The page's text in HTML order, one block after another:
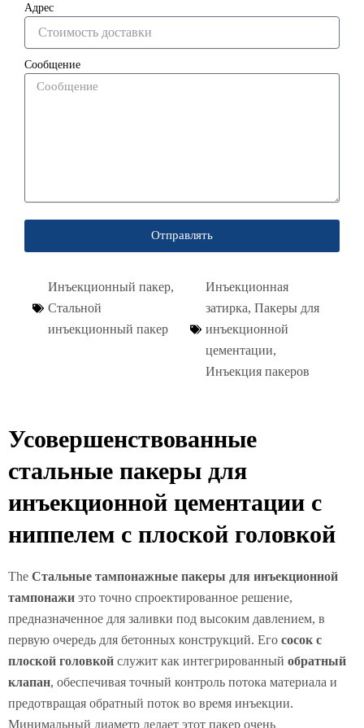
Адрес
Сообщение
Отправлять
Инъекционный пакер,
Стальной
инъекционный пакер
Инъекционная
затирка, Пакеры для
инъекционной
цементации,
Инъекция пакеров
Усовершенствованные
стальные пакеры для
инъекционной цементации с
ниппелем с плоской головкой
The Стальные тампонажные пакеры для инъекционной
тампонажи это точно спроектированное решение,
предназначенное для заливки под высоким давлением, в
первую очередь для бетонных конструкций. Его сосок с
плоской головкой служит как интегрированный обратный
клапан, обеспечивая точный контроль потока материала и
предотвращая обратный поток во время инъекции.
Минимальный диаметр делает этот пакер очень